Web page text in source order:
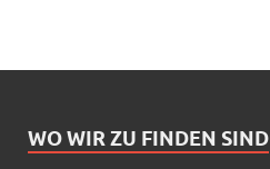
WO WIR ZU FINDEN SIND